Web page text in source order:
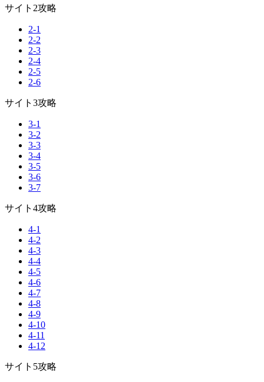
サイト2攻略
2-1
2-2
2-3
2-4
2-5
2-6
サイト3攻略
3-1
3-2
3-3
3-4
3-5
3-6
3-7
サイト4攻略
4-1
4-2
4-3
4-4
4-5
4-6
4-7
4-8
4-9
4-10
4-11
4-12
サイト5攻略